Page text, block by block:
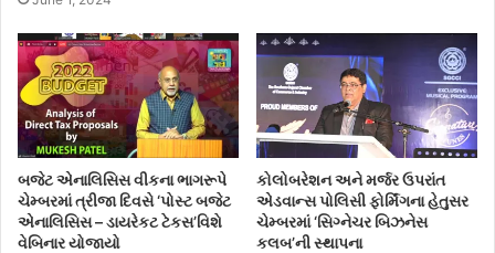
બજેટ એનાલિસિસ વીકના ભાગરૂપે
ચેમ્બરમાં ત્રીજા દિવસે ‘પોસ્ટ બજેટ
એનાલિસિસ – ડાયરેકટ ટેકસ’વિશે
વેબિનાર યોજાયો
કોલોબરેશન અને મર્જર ઉપરાંત
એડવાન્સ પોલિસી ફોર્મિંગના હેતુસર
ચેમ્બરમાં ‘સિગ્નેચર બિઝનેસ
કલબ’ની સ્થાપના